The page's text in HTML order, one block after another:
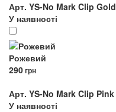
Арт. YS-No Mark Clip Gold
У наявності
Рожевий
290грн
Арт. YS-No Mark Clip Pink
У наявності